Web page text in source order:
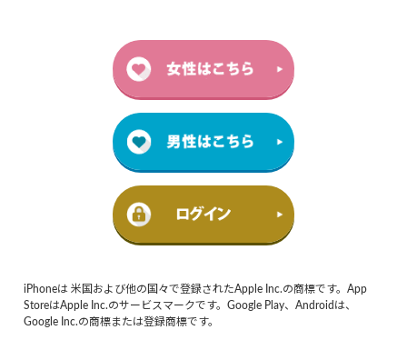
iPhoneは 米国および他の国々で登録されたApple Inc.の商標です。App
StoreはApple Inc.のサービスマークです。Google Play、Androidは、
Google Inc.の商標または登録商標です。